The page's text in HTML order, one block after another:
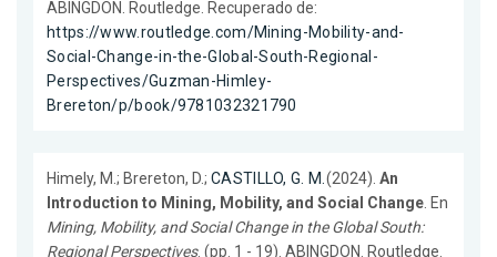
ABINGDON. Routledge. Recuperado de:
https://www.routledge.com/Mining-Mobility-and-
Social-Change-in-the-Global-South-Regional-
Perspectives/Guzman-Himley-
Brereton/p/book/9781032321790
Himely, M.; Brereton, D.; CASTILLO, G. M.(2024). An
Introduction to Mining, Mobility, and Social Change. En
Mining, Mobility, and Social Change in the Global South:
Regional Perspectives. (pp. 1 - 19). ABINGDON. Routledge.